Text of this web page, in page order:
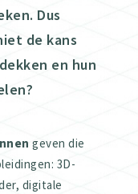
Dus
de kans
en hun
geven die
3D-
digitale